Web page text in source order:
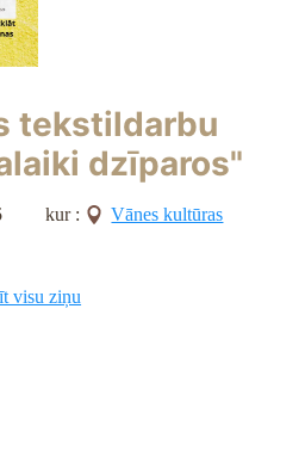
tekstildarbu
dzīparos"
kur :
Vānes kultūras
visu ziņu